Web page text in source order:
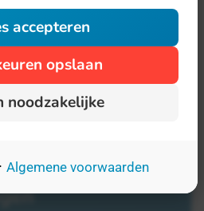
accepteren
opslaan
noodzakelijke
· Algemene voorwaarden